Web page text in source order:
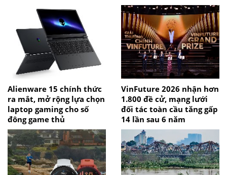
Alienware 15 chính thức
ra mắt, mở rộng lựa chọn
laptop gaming cho số
đông game thủ
VinFuture 2026 nhận hơn
1.800 đề cử, mạng lưới
đối tác toàn cầu tăng gấp
14 lần sau 6 năm